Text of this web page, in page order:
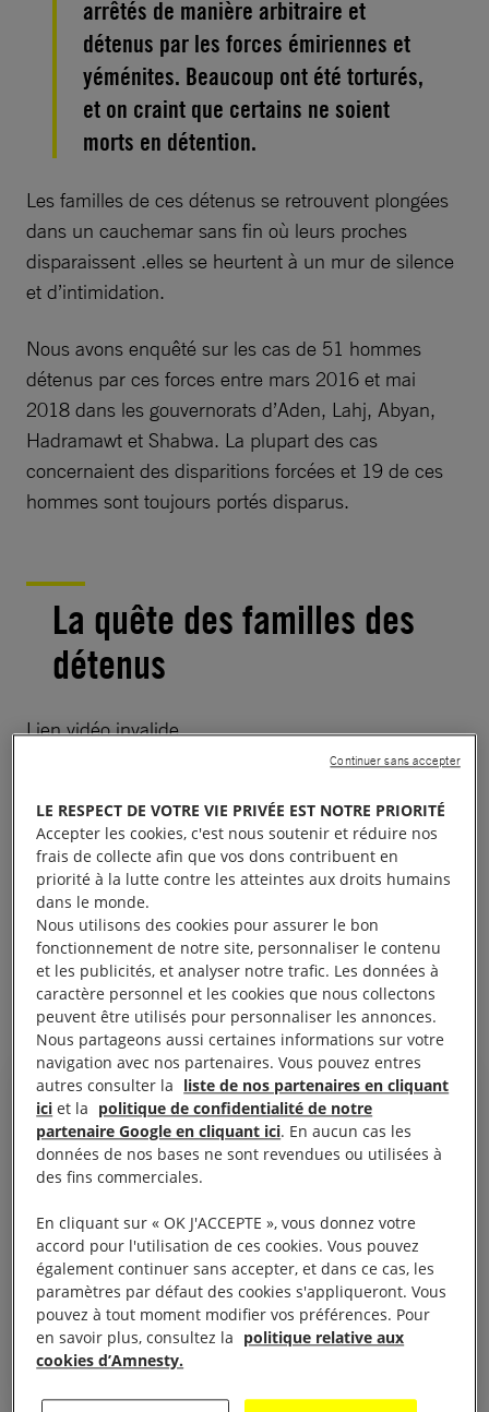
arrêtés de manière arbitraire et
détenus par les forces émiriennes et
yéménites. Beaucoup ont été torturés,
et on craint que certains ne soient
morts en détention.
Les familles de ces détenus se retrouvent plongées
dans un cauchemar sans fin où leurs proches
disparaissent .elles se heurtent à un mur de silence
et d’intimidation.
Nous avons enquêté sur les cas de 51 hommes
détenus par ces forces entre mars 2016 et mai
2018 dans les gouvernorats d’Aden, Lahj, Abyan,
Hadramawt et Shabwa. La plupart des cas
concernaient des disparitions forcées et 19 de ces
hommes sont toujours portés disparus.
La quête des familles des
détenus
Lien vidéo invalide
disparitions forcéesorganisent des manifestations
depuis près de deux ans, faisant la tournée des
bureaux du gouvernement et des bureaux chargés
des poursuites, des services de sécurité, des
prisons, des bases de la coalition et de diverses
structures traitant les plaintes relatives aux droits
humains.
Nous n'avons aucune idée de
l'endroit où il se trouve, Dieu seul
sait s'il est encore en vie. Notre
père est mort de chagrin il y a un
mois. Il est mort sans savoir où
se trouvait son fils.
LE RESPECT DE VOTRE VIE PRIVÉE EST NOTRE PRIORITÉ
Accepter les cookies, c'est nous soutenir et réduire nos
frais de collecte afin que vos dons contribuent en
priorité à la lutte contre les atteintes aux droits humains
dans le monde.
Nous utilisons des cookies pour assurer le bon
fonctionnement de notre site, personnaliser le contenu
et les publicités, et analyser notre trafic. Les données à
caractère personnel et les cookies que nous collectons
peuvent être utilisés pour personnaliser les annonces.
Nous partageons aussi certaines informations sur votre
navigation avec nos partenaires. Vous pouvez entres
autres consulter la liste de nos partenaires en cliquant
ici et la politique de confidentialité de notre
partenaire Google en cliquant ici. En aucun cas les
données de nos bases ne sont revendues ou utilisées à
des fins commerciales.
En cliquant sur « OK J'ACCEPTE », vous donnez votre
accord pour l'utilisation de ces cookies. Vous pouvez
également continuer sans accepter, et dans ce cas, les
paramètres par défaut des cookies s'appliqueront. Vous
pouvez à tout moment modifier vos préférences. Pour
en savoir plus, consultez la politique relative aux
cookies d’Amnesty.
Continuer sans accepter